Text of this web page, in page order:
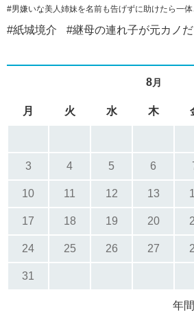
#男嫌いな美人姉妹を名前も告げずに助けたら一体
#紙城境介 #継母の連れ子が元カノ
8月
月 火 水 木
3 4 5 6
10 11 12 13
17 18 19 20
24 25 26 27
31
年